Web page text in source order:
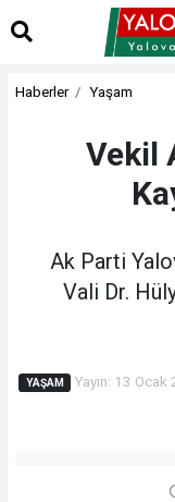
Haberler Yaşam
Vekil
Ak Parti
Vali Dr.
YAŞAM Yayın: 13